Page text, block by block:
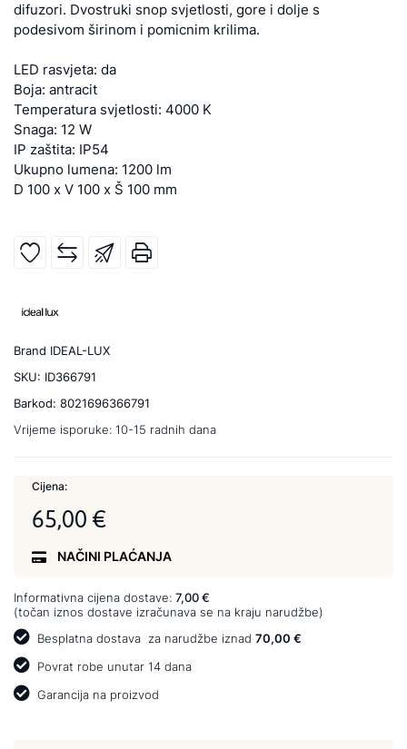
difuzori. Dvostruki snop svjetlosti, gore i dolje s
podesivom širinom i pomicnim krilima.
LED rasvjeta: da
Boja: antracit
Temperatura svjetlosti: 4000 K
Snaga: 12 W
IP zaštita: IP54
Ukupno lumena: 1200 lm
D 100 x V 100 x Š 100 mm
Brand IDEAL-LUX
SKU: ID366791
Barkod: 8021696366791
Vrijeme isporuke: 10-15 radnih dana
Cijena:
65,00 €
NAČINI PLAĆANJA
Informativna cijena dostave: 7,00 €
(točan iznos dostave izračunava se na kraju narudžbe)
Besplatna dostava za narudžbe iznad 70,00 €
Povrat robe unutar 14 dana
Garancija na proizvod